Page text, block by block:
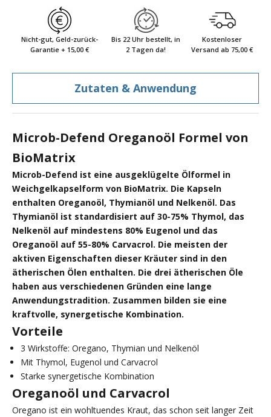
Nicht-gut, Geld-zurück-
Garantie + 15,00 €
Bis 22 Uhr bestellt, in
2 Tagen da!
Kostenloser
Versand ab 75,00 €
Zutaten & Anwendung
Microb-Defend Oreganoöl Formel von
BioMatrix
Microb-Defend ist eine ausgeklügelte Ölformel in
Weichgelkapselform von BioMatrix. Die Kapseln
enthalten Oreganoöl, Thymianöl und Nelkenöl. Das
Thymianöl ist standardisiert auf 30-75% Thymol, das
Nelkenöl auf mindestens 80% Eugenol und das
Oreganoöl auf 55-80% Carvacrol. Die meisten der
aktiven Eigenschaften dieser Kräuter sind in den
ätherischen Ölen enthalten. Die drei ätherischen Öle
haben aus verschiedenen Gründen eine lange
Anwendungstradition. Zusammen bilden sie eine
kraftvolle, synergetische Kombination.
Vorteile
3 Wirkstoffe: Oregano, Thymian und Nelkenöl
Mit Thymol, Eugenol und Carvacrol
Starke synergetische Kombination
Oreganoöl und Carvacrol
Oregano ist ein wohltuendes Kraut, das schon seit langer Zeit